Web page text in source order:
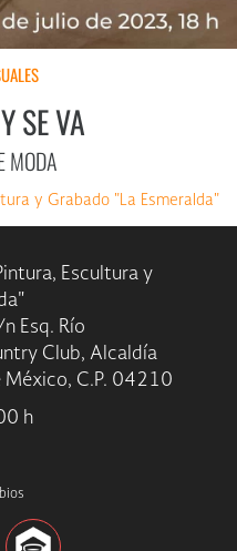
SE VA
MODA
y Grabado "La Esmeralda"
Escultura y
Esq. Río
Club, Alcaldía
México, C.P. 04210
h